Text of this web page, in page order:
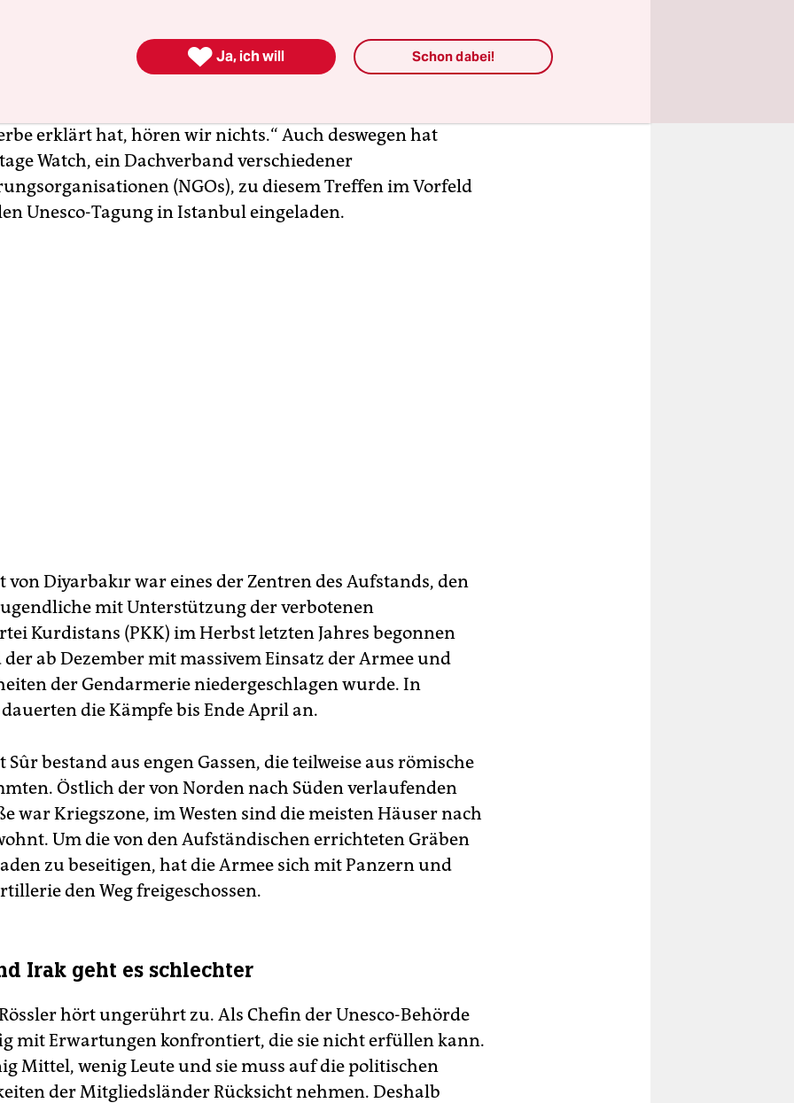
zerstört worden, aber bis jetzt könnten sie noch nicht
erklärt hat, hören wir nichts.“ Auch deswegen hat
Watch, ein Dachverband verschiedener
(NGOs), zu diesem Treffen im Vorfeld
Unesco-Tagung in Istanbul eingeladen.
von Diyarbakır war eines der Zentren des Aufstands, den
mit Unterstützung der verbotenen
Kurdistans (PKK) im Herbst letzten Jahres begonnen
ab Dezember mit massivem Einsatz der Armee und
der Gendarmerie niedergeschlagen wurde. In
die Kämpfe bis Ende April an.
Sûr bestand aus engen Gassen, die teilweise aus römische
Östlich der von Norden nach Süden verlaufenden
war Kriegszone, im Westen sind die meisten Häuser nach
Um die von den Aufständischen errichteten Gräben
zu beseitigen, hat die Armee sich mit Panzern und
den Weg freigeschossen.
Irak geht es schlechter
hört ungerührt zu. Als Chefin der Unesco-Behörde
mit Erwartungen konfrontiert, die sie nicht erfüllen kann.
Mittel, wenig Leute und sie muss auf die politischen
der Mitgliedsländer Rücksicht nehmen. Deshalb
 Ja, ich will Schon dabei!